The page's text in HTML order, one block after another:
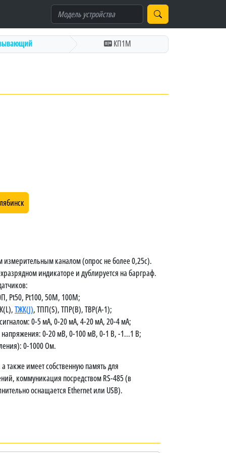
КП1М
каналом (опрос не более 0,25с).
индикаторе и дублируется на барграф.
Pt50, Pt100, 50М, 100М;
ТЖК(J), ТПП(S), ТПР(B), ТВР(А-1);
0-5 мА, 0-20 мА, 4-20 мА, 20-4 мА;
0-20 мВ, 0-100 мВ, 0-1 В, -1...1 В;
0-1000 Ом.
имеет собственную память для
коммуникация посредством RS-485 (в
оснащается Ethernet или USB).